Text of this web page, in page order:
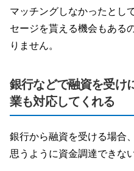
マッチングしなかったとし
セージを貰える機会もある
りません。
銀行などで融資を受け
業も対応してくれる
銀行から融資を受ける場合
思うように資金調達できな